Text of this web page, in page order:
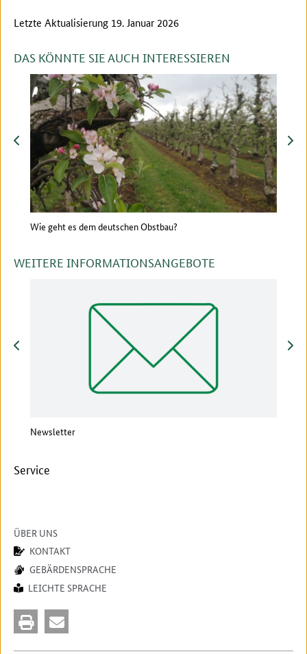
Letzte Aktualisierung 19. Januar 2026
DAS KÖNNTE SIE AUCH INTERESSIEREN
zurück
Wie geht es dem deutschen Obstbau?
vor
WEITERE INFORMATIONSANGEBOTE
Newsletter
vor
Service
ÜBER UNS
KONTAKT
GEBÄRDENSPRACHE
LEICHTE SPRACHE